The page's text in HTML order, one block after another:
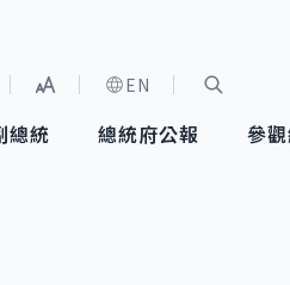
展開字級選單
EN
總統 總統府公報 參